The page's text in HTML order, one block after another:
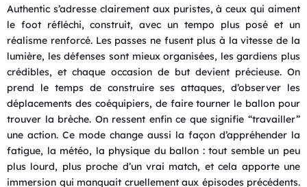
Authentic s’adresse clairement aux puristes, à ceux qui aiment
le foot réfléchi, construit, avec un tempo plus posé et un
réalisme renforcé. Les passes ne fusent plus à la vitesse de la
lumière, les défenses sont mieux organisées, les gardiens plus
crédibles, et chaque occasion de but devient précieuse. On
prend le temps de construire ses attaques, d’observer les
déplacements des coéquipiers, de faire tourner le ballon pour
trouver la brèche. On ressent enfin ce que signifie “travailler”
une action. Ce mode change aussi la façon d’appréhender la
fatigue, la météo, la physique du ballon : tout semble un peu
plus lourd, plus proche d’un vrai match, et cela apporte une
immersion qui manquait cruellement aux épisodes précédents.